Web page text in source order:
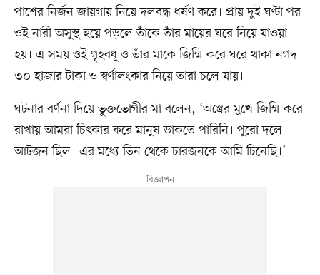
পাশের নির্জন জায়গায় নিয়ে দলবদ্ধ ধর্ষণ করে। প্রায় দুই ঘণ্টা পর
ওই নারী অসুস্থ হয়ে পড়লে তাঁকে তাঁর মায়ের ঘরে নিয়ে যাওয়া
হয়। এ সময় ওই গৃহবধূ ও তাঁর মাকে জিম্মি করে ঘরে থাকা নগদ
৩০ হাজার টাকা ও স্বর্ণালংকার নিয়ে তারা চলে যায়।
ঘটনার বর্ণনা দিয়ে ভুক্তভোগীর মা বলেন, ‘অস্ত্রের মুখে জিম্মি করে
রাখায় আমরা চিৎকার করে মানুষ ডাকতে পারিনি। পুরো দলে
আটজন ছিল। এর মধ্যে তিন থেকে চারজনকে আমি চিনেছি।’